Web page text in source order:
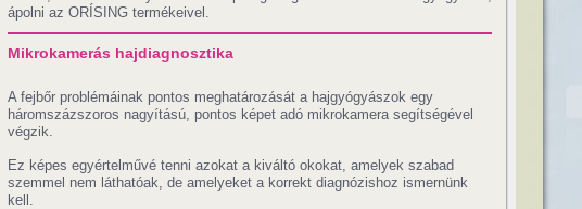
ápolni az ORÍSING termékeivel.
Mikrokamerás hajdiagnosztika
A fejbőr problémáinak pontos meghatározását a hajgyógyászok egy
háromszázszoros nagyítású, pontos képet adó mikrokamera segítségével
végzik.
Ez képes egyértelművé tenni azokat a kiváltó okokat, amelyek szabad
szemmel nem láthatóak, de amelyeket a korrekt diagnózishoz ismernünk
kell.